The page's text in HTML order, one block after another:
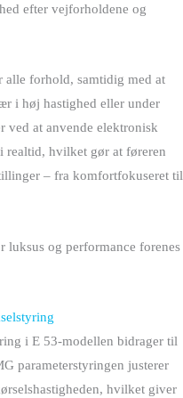
efter vejforholdene og
forhold, samtidig med at
i høj hastighed eller under
ved at anvende elektronisk
realtid, hvilket gør at føreren
– fra komfortfokuseret til
luksus og performance forenes
i E 53-modellen bidrager til
parameterstyringen justerer
hvilket giver